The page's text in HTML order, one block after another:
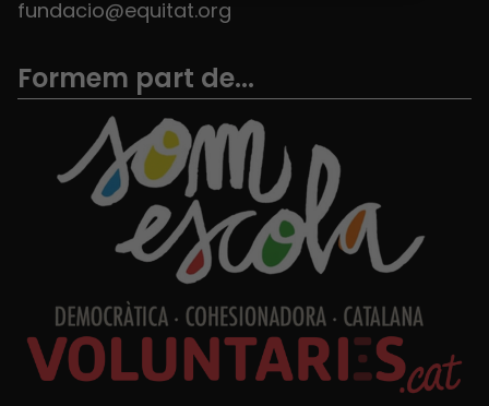
fundacio@equitat.org
Formem part de...